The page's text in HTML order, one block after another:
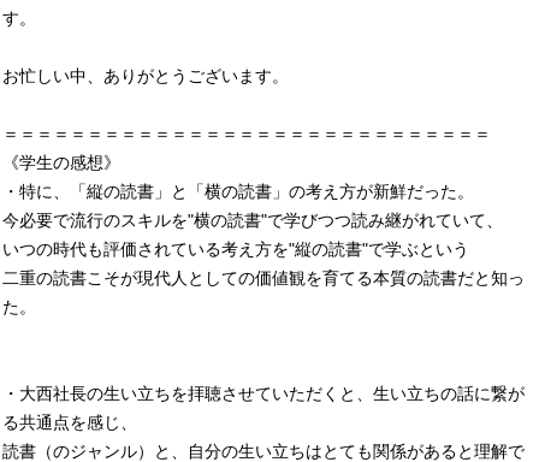
す。
お忙しい中、ありがとうございます。
＝＝＝＝＝＝＝＝＝＝＝＝＝＝＝＝＝＝＝＝＝＝＝＝＝＝＝＝＝
《学生の感想》
・特に、「縦の読書」と「横の読書」の考え方が新鮮だった。
今必要で流行のスキルを"横の読書"で学びつつ読み継がれていて、
いつの時代も評価されている考え方を"縦の読書"で学ぶという
二重の読書こそが現代人としての価値観を育てる本質の読書だと知っ
た。
・大西社長の生い立ちを拝聴させていただくと、生い立ちの話に繋が
る共通点を感じ、
読書（のジャンル）と、自分の生い立ちはとても関係があると理解で